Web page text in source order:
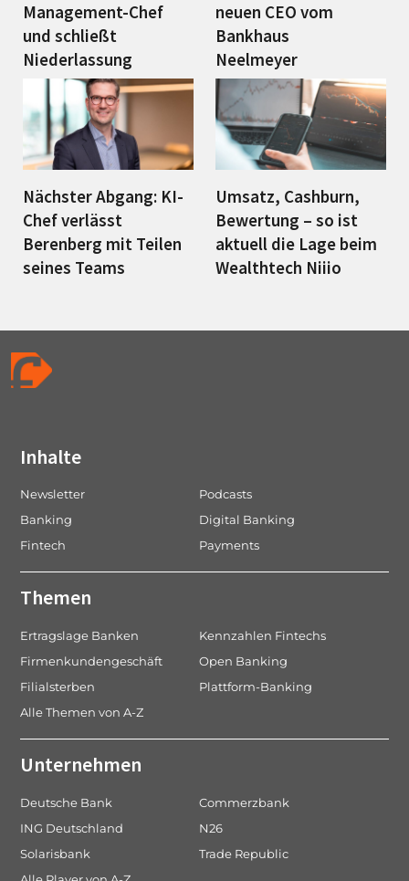
Management-Chef
und schließt
Niederlassung
neuen CEO vom
Bankhaus
Neelmeyer
Nächster Abgang: KI-
Chef verlässt
Berenberg mit Teilen
seines Teams
Umsatz, Cashburn,
Bewertung – so ist
aktuell die Lage beim
Wealthtech Niiio
Inhalte
Newsletter
Podcasts
Banking
Digital Banking
Fintech
Payments
Themen
Ertragslage Banken
Kennzahlen Fintechs
Firmenkundengeschäft
Open Banking
Filialsterben
Plattform-Banking
Alle Themen von A-Z
Unternehmen
Deutsche Bank
Commerzbank
ING Deutschland
N26
Solarisbank
Trade Republic